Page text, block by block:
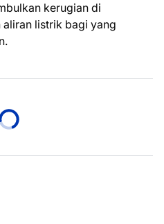
kerugian di
listrik bagi yang